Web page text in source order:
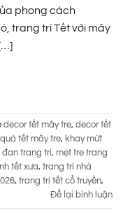
phong cách
trang trí Tết với mây
decor tết mây tre, decor tết
tết mây tre, khay mứt
đan trang trí, mẹt tre trang
tết xưa, trang trí nhà
, trang trí tết cổ truyền,
Để lại bình luận